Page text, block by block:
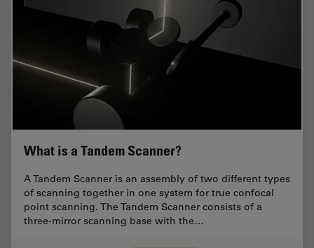
What is a Tandem Scanner?
A Tandem Scanner is an assembly of two different types
of scanning together in one system for true confocal
point scanning. The Tandem Scanner consists of a
three-mirror scanning base with the…